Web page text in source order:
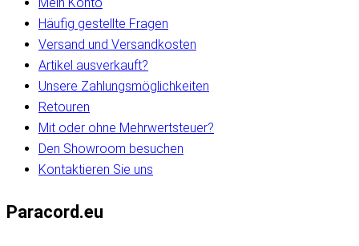
Häufig gestellte Fragen
Versand und Versandkosten
Artikel ausverkauft?
Unsere Zahlungsmöglichkeiten
Retouren
Mit oder ohne Mehrwertsteuer?
Den Showroom besuchen
Kontaktieren Sie uns
Paracord.eu